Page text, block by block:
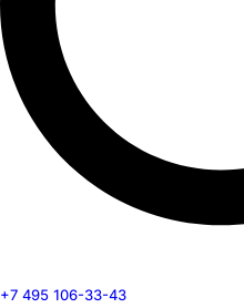
+7 495 106-33-43